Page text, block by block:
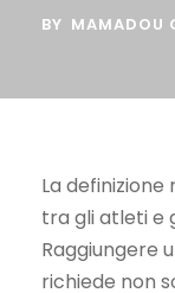
BY MAMADOU
La
tra gli atleti e
Raggiungere
richiede non